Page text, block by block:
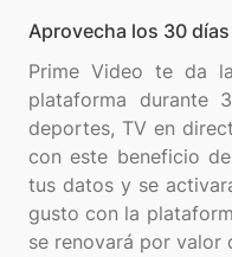
Aprovecha los 30
Prime Video te da
plataforma durante
deportes, TV en
con este beneficio
tus datos y se
gusto con la
se renovará por valor